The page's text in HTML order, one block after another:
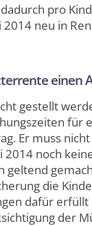
pro
2014 neu in
einen
gestellt
für
Er muss
2014 noch
geltend
die
dafür
der